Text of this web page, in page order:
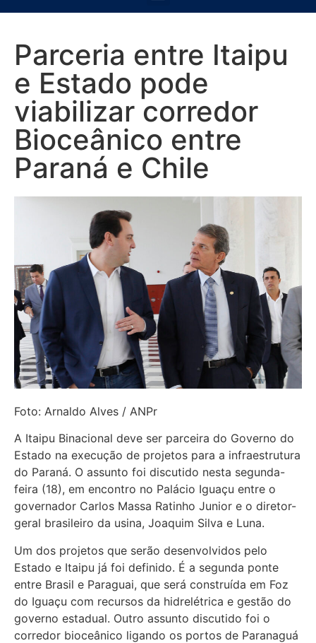
Parceria entre Itaipu
e Estado pode
viabilizar corredor
Bioceânico entre
Paraná e Chile
Foto: Arnaldo Alves / ANPr
A Itaipu Binacional deve ser parceira do Governo do
Estado na execução de projetos para a infraestrutura
do Paraná. O assunto foi discutido nesta segunda-
feira (18), em encontro no Palácio Iguaçu entre o
governador Carlos Massa Ratinho Junior e o diretor-
geral brasileiro da usina, Joaquim Silva e Luna.
Um dos projetos que serão desenvolvidos pelo
Estado e Itaipu já foi definido. É a segunda ponte
entre Brasil e Paraguai, que será construída em Foz
do Iguaçu com recursos da hidrelétrica e gestão do
governo estadual. Outro assunto discutido foi o
corredor bioceânico ligando os portos de Paranaguá